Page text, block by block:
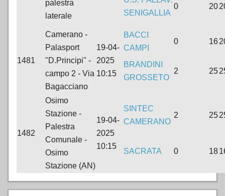
palestra
laterale
SENIGALLIA
0 20
1481
Camerano -
Palasport
"D.Principi" -
campo 2 - Via
Bagacciano
19-04-
2025
10:15
BACCI
CAMPI
0 16
BRANDINI
GROSSETO
2 25
1482
Osimo
Stazione -
Palestra
Comunale -
Osimo
Stazione (AN)
19-04-
2025
10:15
SINTEC
CAMERANO
2 25
SACRATA 0 18